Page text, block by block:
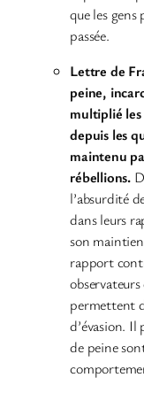
que les gens
passée.
Lettre de
peine,
multiplié les
depuis les
maintenu
rébellions.
l’absurdité
dans leurs
son
rapport
permettent
d’évasion. Il
de peine